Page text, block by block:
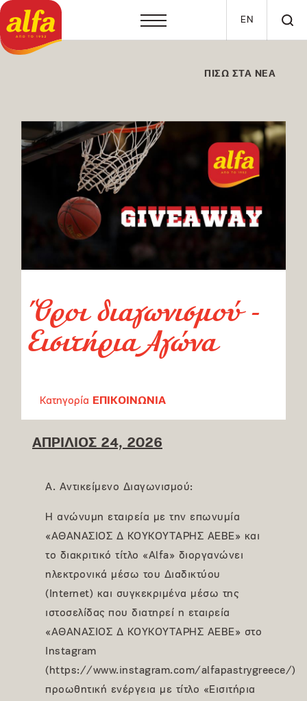
Παράκαμψη προς το κυρίως περιεχόμενο
EN
ΠΙΣΩ ΣΤΑ ΝΕΑ
Όροι διαγωνισμού -
Εισιτήρια Αγώνα
Κατηγορία ΕΠΙΚΟΙΝΩΝΙΑ
ΑΠΡΙΛΙΟΣ 24, 2026
Α. Αντικείμενο Διαγωνισμού:
Η ανώνυμη εταιρεία με την επωνυμία
«ΑΘΑΝΑΣΙΟΣ Δ ΚΟΥΚΟΥΤΑΡΗΣ ΑΕΒΕ» και
το διακριτικό τίτλο «Alfa» διοργανώνει
ηλεκτρονικά μέσω του Διαδικτύου
(Internet) και συγκεκριμένα μέσω της
ιστοσελίδας που διατηρεί η εταιρεία
«ΑΘΑΝΑΣΙΟΣ Δ ΚΟΥΚΟΥΤΑΡΗΣ ΑΕΒΕ» στο
Instagram
(https://www.instagram.com/alfapastrygreece/)
προωθητική ενέργεια με τίτλο «Εισιτήρια